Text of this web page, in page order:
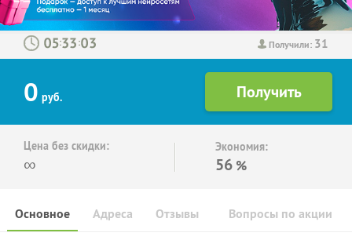
Получили: 31
: :
0 руб.
Цена без скидки:
∞
Экономия:
56 %
Основное Отзывы Вопросы по акции
Адреса